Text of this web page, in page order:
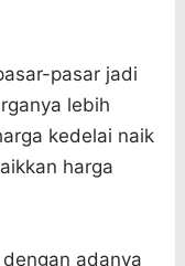
pasar jadi
lebih
kedelai naik
harga
adanya